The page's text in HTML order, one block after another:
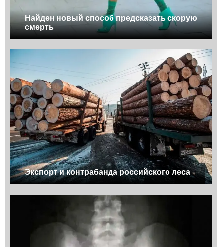
Найден новый способ предсказать скорую
смерть
Экспорт и контрабанда российского леса